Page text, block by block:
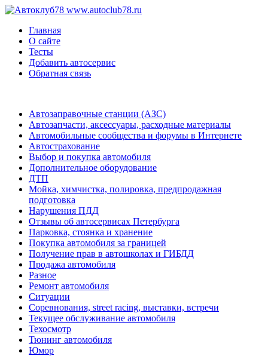
www.autoclub78.ru
Главная
О сайте
Тесты
Добавить автосервис
Обратная связь
Автозаправочные станции (АЗС)
Автозапчасти, аксессуары, расходные материалы
Автомобильные сообщества и форумы в Интернете
Автострахование
Выбор и покупка автомобиля
Дополнительное оборудование
ДТП
Мойка, химчистка, полировка, предпродажная
подготовка
Нарушения ПДД
Отзывы об автосервисах Петербурга
Парковка, стоянка и хранение
Покупка автомобиля за границей
Получение прав в автошколах и ГИБДД
Продажа автомобиля
Разное
Ремонт автомобиля
Ситуации
Соревнования, street racing, выставки, встречи
Текущее обслуживание автомобиля
Техосмотр
Тюнинг автомобиля
Юмор